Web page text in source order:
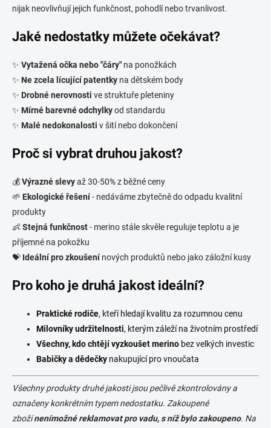
nijak neovlivňují jejich funkčnost, pohodlí nebo trvanlivost.
Jaké nedostatky můžete očekávat?
✨ Vytažená očka nebo "čáry" na ponožkách
✨ Ne zcela lícující patentky na dětském body
✨ Drobné nerovnosti ve struktuře pleteniny
✨ Mírné barevné odchylkyod standardu
✨ Malé nedokonalosti v šití nebo dokončení
Proč si vybrat druhou jakost?
💰Výrazné slevyaž 30-50% z běžné ceny
🌱 Ekologické řešení- nedáváme zbytečně do odpadu kvalitní
produkty
👶Stejná funkčnost- merino stále skvěle reguluje teplotu a je
příjemné na pokožku
💝 Ideální pro zkoušenínových produktů nebo jako záložní kusy
Pro koho je druhá jakost ideální?
Praktické rodiče, kteří hledají kvalitu za rozumnou cenu
Milovníky udržitelnosti, kterým záleží na životním prostředí
Všechny, kdo chtějí vyzkoušet merino bez velkých investic
Babičky a dědečky nakupující pro vnoučata
Všechny produkty druhé jakosti jsou pečlivě zkontrolovány a
označeny konkrétním typem nedostatku. Zakoupené
zbožínenímožné reklamovat pro vadu, s níž bylo zakoupeno. Na